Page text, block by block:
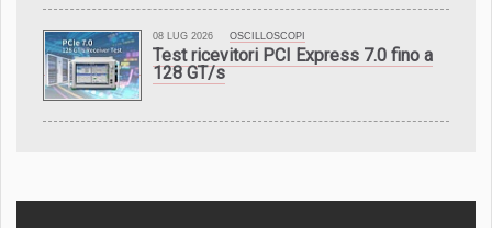
08 LUG 2026 OSCILLOSCOPI
Test ricevitori PCI Express 7.0 fino a
128 GT/s